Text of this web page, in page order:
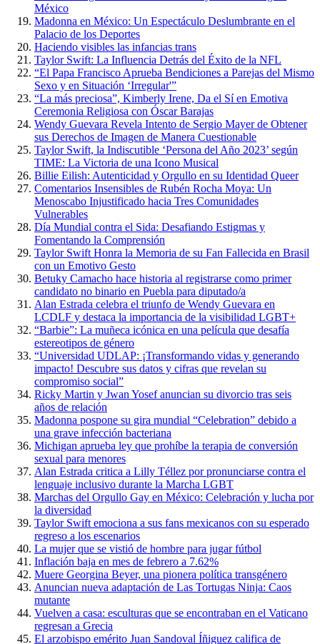
México
Madonna en México: Un Espectáculo Deslumbrante en el
Palacio de los Deportes
Haciendo visibles las infancias trans
Taylor Swift: La Influencia Detrás del Éxito de la NFL
“El Papa Francisco Aprueba Bendiciones a Parejas del Mismo
Sexo y en Situación ‘Irregular'”
“La más preciosa”, Kimberly Irene, Da el Sí en Emotiva
Ceremonia Religiosa con Óscar Barajas
Wendy Guevara Revela Intento de Sergio Mayer de Obtener
sus Derechos de Imagen de Manera Cuestionable
Taylor Swift, la Indiscutible ‘Persona del Año 2023’ según
TIME: La Victoria de una Icono Musical
Billie Eilish: Autenticidad y Orgullo en su Identidad Queer
Comentarios Insensibles de Rubén Rocha Moya: Un
Menoscabo Injustificado hacia Tres Comunidades
Vulnerables
Día Mundial contra el Sida: Desafiando Estigmas y
Fomentando la Comprensión
Taylor Swift Honra la Memoria de su Fan Fallecida en Brasil
con un Emotivo Gesto
Betuky Camacho hace historia al registrarse como primer
candidato no binario en Puebla para diputado/a
Alan Estrada celebra el triunfo de Wendy Guevara en
LCDLF y destaca la importancia de la visibilidad LGBT+
“Barbie”: La muñeca icónica en una película que desafía
estereotipos de género
“Universidad UDLAP: ¡Transformando vidas y generando
impacto! Descubre sus datos y cifras que revelan su
compromiso social”
Ricky Martin y Jwan Yosef anuncian su divorcio tras seis
años de relación
Madonna pospone su gira mundial “Celebration” debido a
una grave infección bacteriana
Michigan aprueba ley que prohíbe la terapia de conversión
sexual para menores
Alan Estrada critica a Lilly Téllez por pronunciarse contra el
lenguaje inclusivo durante la Marcha LGBT
Marchas del Orgullo Gay en México: Celebración y lucha por
la diversidad
Taylor Swift emociona a sus fans mexicanos con su esperado
regreso a los escenarios
La mujer que se vistió de hombre para jugar fútbol
Inflación baja en mes de febrero a 7.62%
Muere Georgina Beyer, una pionera política transgénero
Anuncian nueva adaptación de Las Tortugas Ninja: Caos
mutante
Vuelven a casa: esculturas que se encontraban en el Vaticano
regresan a Grecia
El arzobispo emérito Juan Sandoval Íñiguez califica de